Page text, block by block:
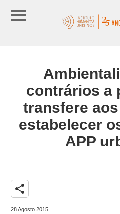
contrários a
transfere
estabelecer
APP
share
28 Agosto 2015